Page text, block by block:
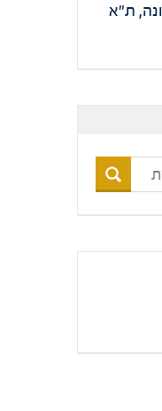
ת"א